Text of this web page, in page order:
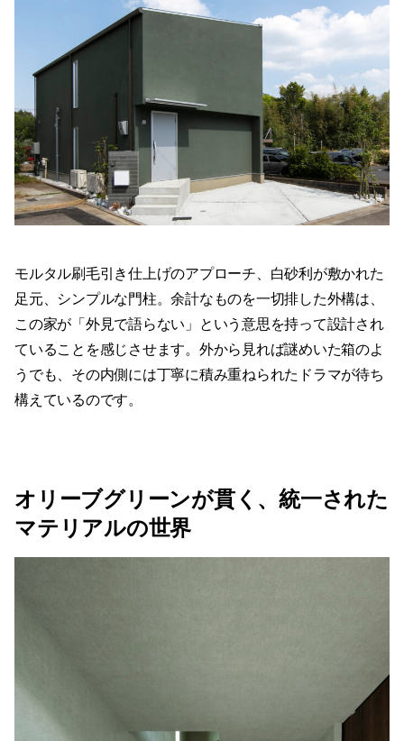
モルタル刷毛引き仕上げのアプローチ、白砂利が敷かれた
足元、シンプルな門柱。余計なものを一切排した外構は、
この家が「外見で語らない」という意思を持って設計され
ていることを感じさせます。外から見れば謎めいた箱のよ
うでも、その内側には丁寧に積み重ねられたドラマが待ち
構えているのです。
オリーブグリーンが貫く、統一された
マテリアルの世界